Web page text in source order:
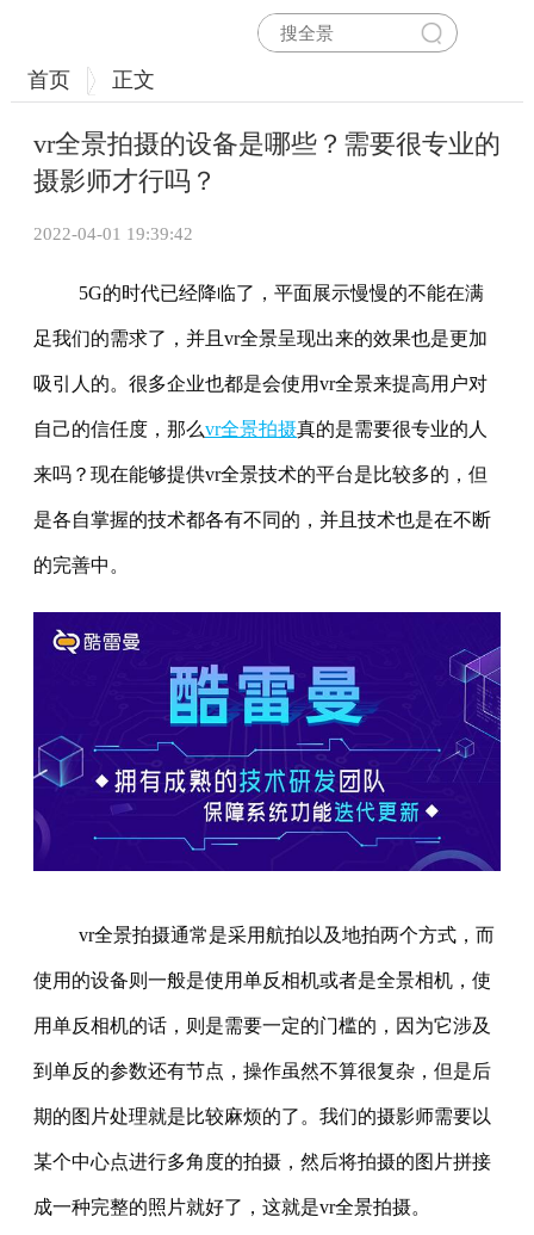
首页 正文
vr全景拍摄的设备是哪些？需要很专业的
摄影师才行吗？
2022-04-01 19:39:42
5G的时代已经降临了，平面展示慢慢的不能在满
足我们的需求了，并且vr全景呈现出来的效果也是更加
吸引人的。很多企业也都是会使用vr全景来提高用户对
自己的信任度，那么vr全景拍摄真的是需要很专业的人
来吗？现在能够提供vr全景技术的平台是比较多的，但
是各自掌握的技术都各有不同的，并且技术也是在不断
的完善中。
vr全景拍摄通常是采用航拍以及地拍两个方式，而
使用的设备则一般是使用单反相机或者是全景相机，使
用单反相机的话，则是需要一定的门槛的，因为它涉及
到单反的参数还有节点，操作虽然不算很复杂，但是后
期的图片处理就是比较麻烦的了。我们的摄影师需要以
某个中心点进行多角度的拍摄，然后将拍摄的图片拼接
成一种完整的照片就好了，这就是vr全景拍摄。